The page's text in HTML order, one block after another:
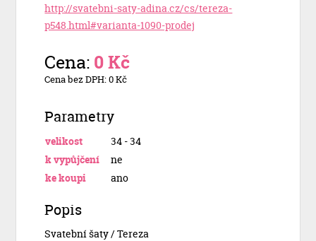
http://svatebni-saty-adina.cz/cs/tereza-
p548.html#varianta-1090-prodej
Cena: 0 Kč
Cena bez DPH: 0 Kč
Parametry
velikost
34 - 34
k vypůjčení
ne
ke koupi
ano
Popis
Svatební šaty / Tereza